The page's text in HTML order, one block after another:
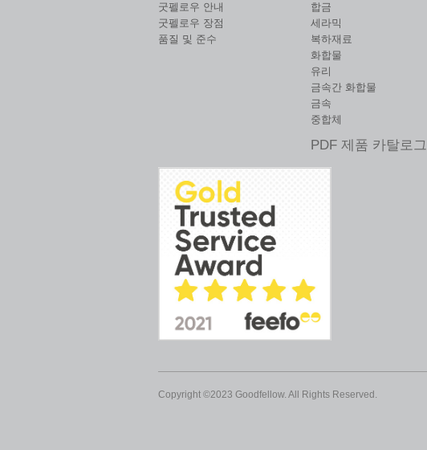
굿펠로우 안내
굿펠로우 장점
품질 및 준수
합금
세라믹
복하재료
화합물
유리
금속간 화합물
금속
중합체
PDF 제품 카탈로그
Copyright ©2023 Goodfellow. All Rights Reserved.